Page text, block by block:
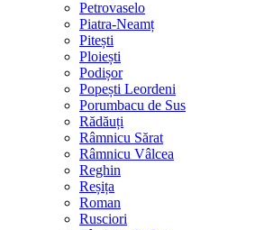
Petrovaselo
Piatra-Neamț
Pitești
Ploiești
Podișor
Popești Leordeni
Porumbacu de Sus
Rădăuți
Râmnicu Sărat
Râmnicu Vâlcea
Reghin
Reșița
Roman
Rusciori